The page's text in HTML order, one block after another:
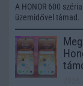
A HONOR 600
üzemidővel támad.